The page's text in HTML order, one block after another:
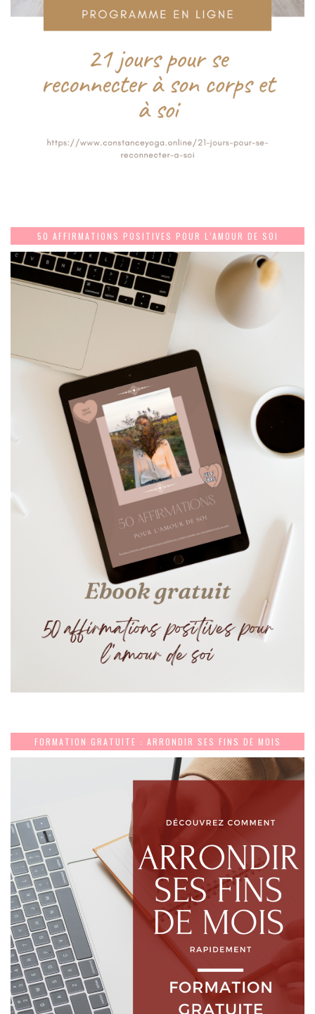
50 AFFIRMATIONS POSITIVES POUR L’AMOUR DE SOI
FORMATION GRATUITE : ARRONDIR SES FINS DE MOIS